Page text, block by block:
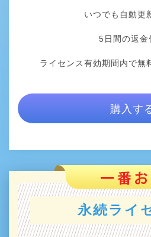
いつでも自動更
5日間の返金
ライセンス有効期間内で無
購入す
永続ライ